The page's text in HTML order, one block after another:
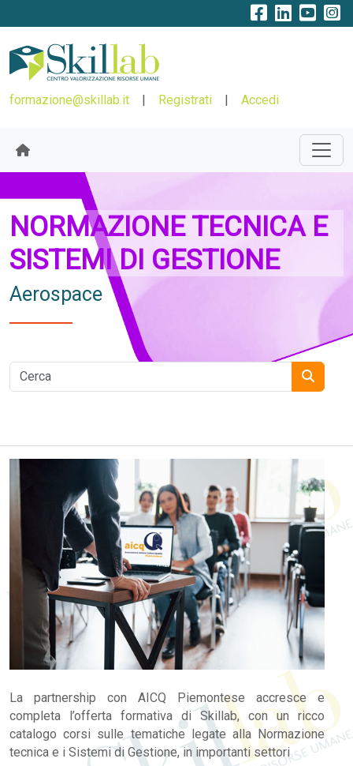
formazione@skillab.it | Registrati | Accedi
NORMAZIONE TECNICA E
SISTEMI DI GESTIONE
Aerospace
La partnership con AICQ Piemontese accresce e
completa l’offerta formativa di Skillab, con un ricco
catalogo corsi sulle tematiche legate alla Normazione
tecnica e i Sistemi di Gestione, in importanti settori